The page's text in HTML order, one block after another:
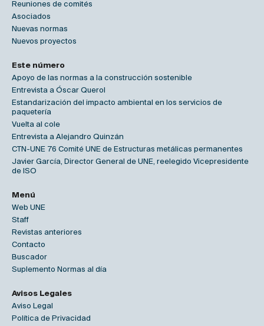
Reuniones de comités
Asociados
Nuevas normas
Nuevos proyectos
Este número
Apoyo de las normas a la construcción sostenible
Entrevista a Óscar Querol
Estandarización del impacto ambiental en los servicios de
paquetería
Vuelta al cole
Entrevista a Alejandro Quinzán
CTN-UNE 76 Comité UNE de Estructuras metálicas permanentes
Javier García, Director General de UNE, reelegido Vicepresidente
de ISO
Menú
Web UNE
Staff
Revistas anteriores
Contacto
Buscador
Suplemento Normas al día
Avisos Legales
Aviso Legal
Política de Privacidad